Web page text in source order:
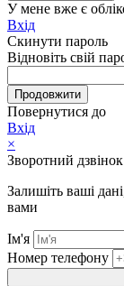
У мене вже є
Вхід
Скинути пароль
Відновіть свій
Продовжити
Повернутися до
Вхід
×
Зворотний дзвінок
Залишіть ваші
вами
Ім'я
Номер телефону